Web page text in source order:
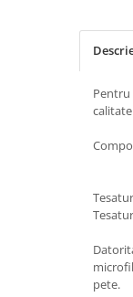
Aerografe Iwata
Manometre Iwata
Produse Pentru
Produse Pentru
Accesorii Auto
Kituri antipana
Pentru
pete.